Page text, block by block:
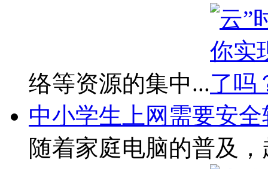
络等资源的集中...
中小学生上网需要安全
随着家庭电脑的普及